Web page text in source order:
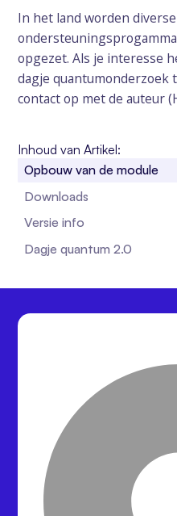
In het land worden diverse
opgezet. Als je interesse
dagje quantumonderzoek
contact op met de auteur
Inhoud van Artikel:
Opbouw van de module
Downloads
Versie info
Dagje quantum 2.0